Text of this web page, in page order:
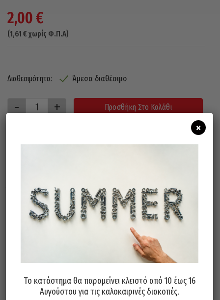
2,00€
(1,61 € χωρίς Φ.Π.Α)
Διαθεσιμότητα: Άμεσα διαθέσιμο
Προσθήκη Στο Καλάθι
Βουρτσάκι Χειρός Mini
Συρματόβουρτσα Χειρός Με
Το κατάστημα θα παραμείνει κλειστό από 10 έως 16
Αυγούστου για τις καλοκαιρινές διακοπές.
×